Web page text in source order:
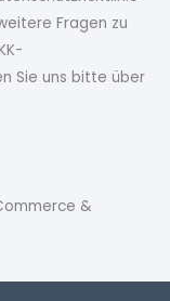
Fragen zu
Sie uns bitte über
&